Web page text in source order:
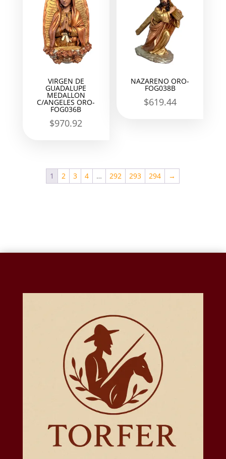
VIRGEN DE
GUADALUPE
MEDALLON
C/ANGELES ORO-
FOG036B
$970.92
NAZARENO ORO-
FOG038B
$619.44
1 2 3 4 … 292 293 294 →